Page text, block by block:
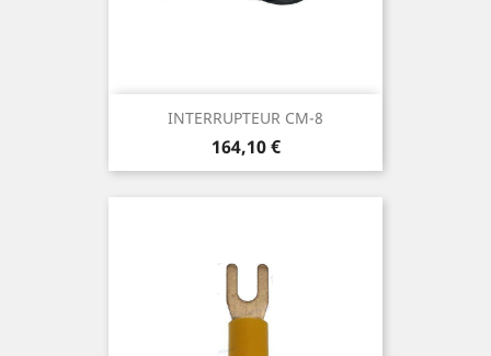
INTERRUPTEUR CM-8
Prix
164,10 €